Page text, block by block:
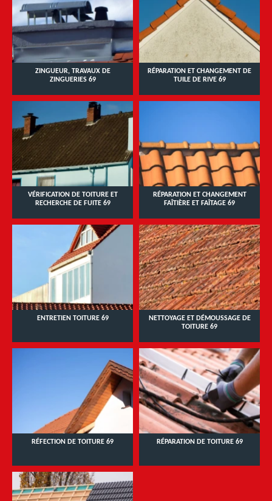
ZINGUEUR, TRAVAUX DE
ZINGUERIES 69
RÉPARATION ET CHANGEMENT DE
TUILE DE RIVE 69
VÉRIFICATION DE TOITURE ET
RECHERCHE DE FUITE 69
RÉPARATION ET CHANGEMENT
FAÎTIÈRE ET FAÎTAGE 69
ENTRETIEN TOITURE 69
NETTOYAGE ET DÉMOUSSAGE DE
TOITURE 69
RÉFECTION DE TOITURE 69 RÉPARATION DE TOITURE 69